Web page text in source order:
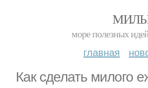
море полезных
главная
Как сделать милого